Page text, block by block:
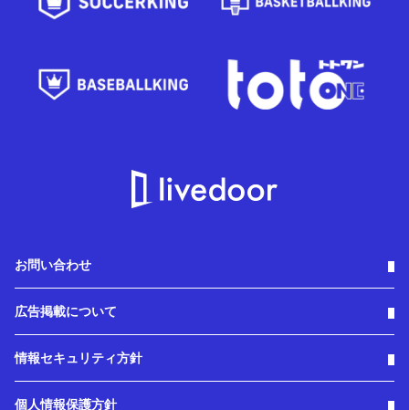
お問い合わせ
広告掲載について
情報セキュリティ方針
個人情報保護方針